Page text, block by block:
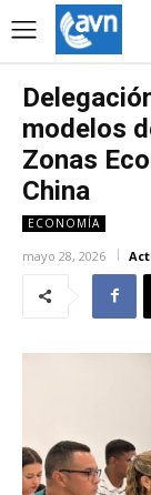
modelos
Zonas
China
ECONOMÍA
mayo 28, 2026